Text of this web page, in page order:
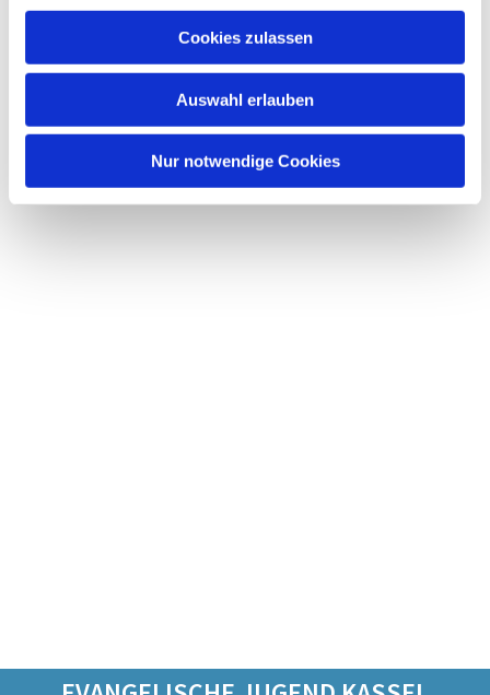
Cookies zulassen
Auswahl erlauben
Nur notwendige Cookies
Dies könnte Sie auch interessieren